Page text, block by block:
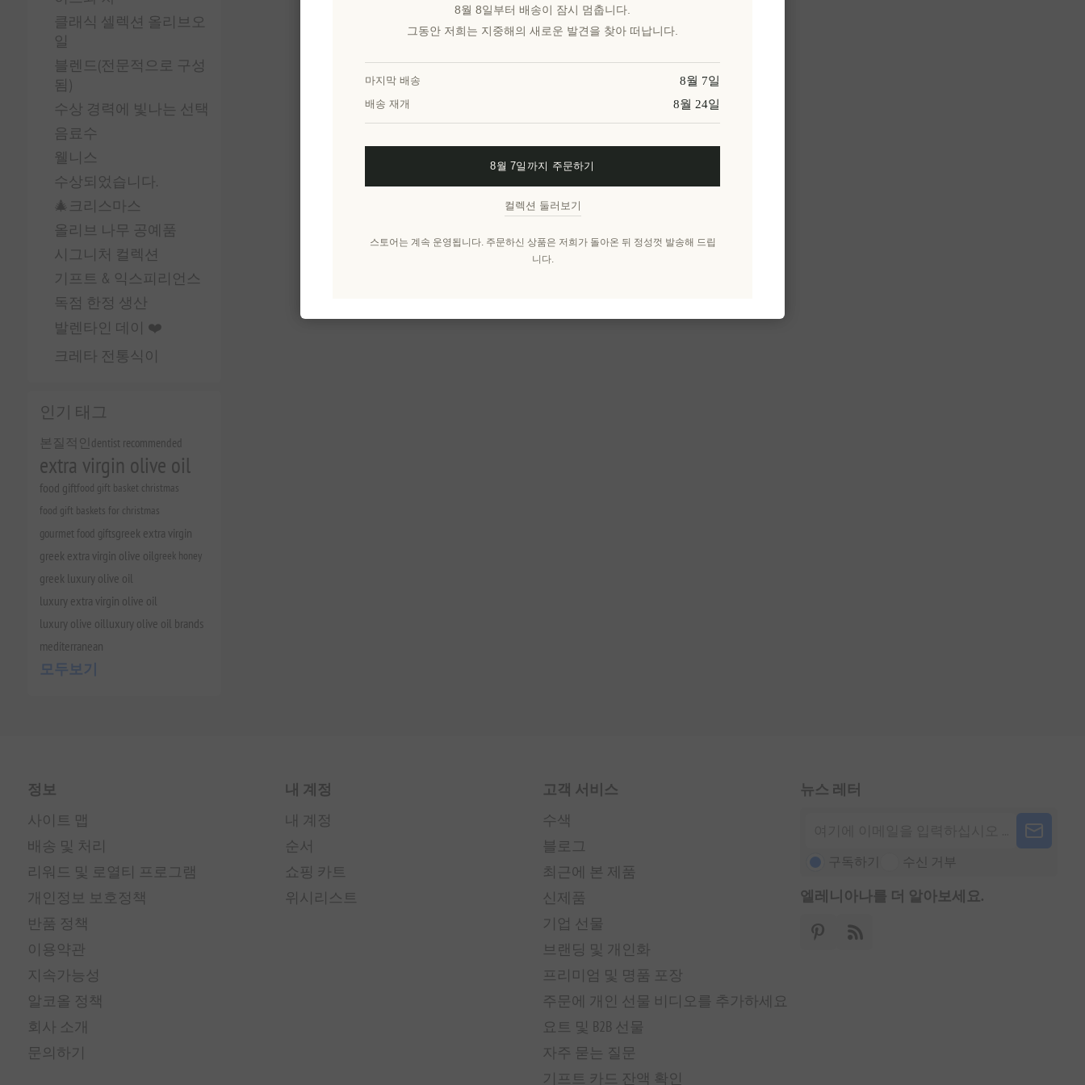
클래식 셀렉션 올리브오
일
블렌드(전문적으로 구성
됨)
수상 경력에 빛나는 선택
음료수
웰니스
수상되었습니다.
🎄크리스마스
올리브 나무 공예품
시그니처 컬렉션
기프트 & 익스피리언스
독점 한정 생산
발렌타인 데이 ❤️
크레타 전통식이
인기 태그
본질적인 dentist recommended
extra virgin olive oil
food giftfood gift basket christmas
food gift baskets for christmas
gourmet food giftsgreek extra virgin
greek extra virgin olive oilgreek honey
greek luxury olive oil
luxury extra virgin olive oil
luxury olive oilluxury olive oil brands
mediterranean
모두보기
정보
사이트 맵
배송 및 처리
리워드 및 로열티 프로그램
개인정보 보호정책
반품 정책
이용약관
지속가능성
알코올 정책
회사 소개
문의하기
내 계정
내 계정
순서
쇼핑 카트
위시리스트
고객 서비스
수색
블로그
최근에 본 제품
신제품
기업 선물
브랜딩 및 개인화
프리미엄 및 명품 포장
주문에 개인 선물 비디오를 추가하세요
요트 및 B2B 선물
자주 묻는 질문
기프트 카드 잔액 확인
뉴스 레터
구독하기 수신 거부
엘레니아나를 더 알아보세요.
8월 8일부터 배송이 잠시 멈춥니다.
그동안 저희는 지중해의 새로운 발견을 찾아 떠납니다.
마지막 배송 8월 7일
배송 재개 8월 24일
8월 7일까지 주문하기
컬렉션 둘러보기
스토어는 계속 운영됩니다. 주문하신 상품은 저희가 돌아온 뒤 정성껏 발송해 드립
니다.